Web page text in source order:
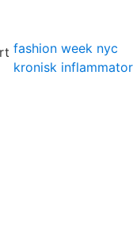
fashion week nyc
kronisk